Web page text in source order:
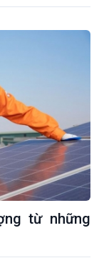
từ những